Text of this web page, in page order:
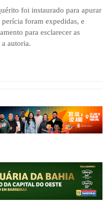
foi instaurado para apurar
foram expedidas, e
para esclarecer as
autoria.